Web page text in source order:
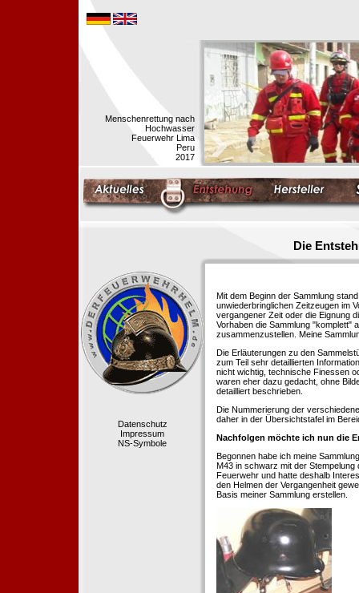
Menschenrettung nach
Hochwasser
Feuerwehr Lima
Peru
2017
Die
Datenschutz
Impressum
NS-Symbole
Mit dem Beginn der Sammlung
unwiederbringlichen Zeitzeugen im
vergangener Zeit oder die Eignung
Vorhaben die Sammlung "komplett"
zusammenzustellen. Meine
Die Erläuterungen zu den
zum Teil sehr detaillierten
nicht wichtig, technische Finessen
waren eher dazu gedacht, ohne
detailliert beschrieben.
Die Nummerierung der
daher in der Übersichtstafel im
Nachfolgen möchte ich nun die
Begonnen habe ich meine
M43 in schwarz mit der Stempelung
Feuerwehr und hatte deshalb
den Helmen der Vergangenheit
Basis meiner Sammlung erstellen.